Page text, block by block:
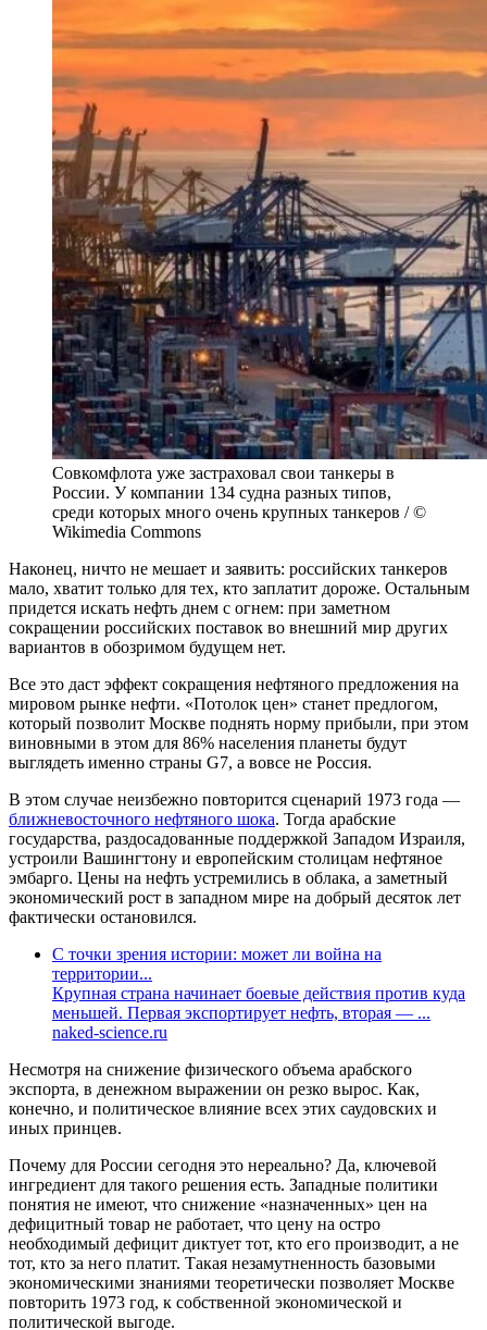
Совкомфлота уже застраховал свои танкеры в
России. У компании 134 судна разных типов,
среди которых много очень крупных танкеров / ©
Wikimedia Commons
Наконец, ничто не мешает и заявить: российских танкеров
мало, хватит только для тех, кто заплатит дороже. Остальным
придется искать нефть днем с огнем: при заметном
сокращении российских поставок во внешний мир других
вариантов в обозримом будущем нет.
Все это даст эффект сокращения нефтяного предложения на
мировом рынке нефти. «Потолок цен» станет предлогом,
который позволит Москве поднять норму прибыли, при этом
виновными в этом для 86% населения планеты будут
выглядеть именно страны G7, а вовсе не Россия.
В этом случае неизбежно повторится сценарий 1973 года —
ближневосточного нефтяного шока. Тогда арабские
государства, раздосадованные поддержкой Западом Израиля,
устроили Вашингтону и европейским столицам нефтяное
эмбарго. Цены на нефть устремились в облака, а заметный
экономический рост в западном мире на добрый десяток лет
фактически остановился.
С точки зрения истории: может ли война на
территории...
Крупная страна начинает боевые действия против куда
меньшей. Первая экспортирует нефть, вторая — ...
naked-science.ru
Несмотря на снижение физического объема арабского
экспорта, в денежном выражении он резко вырос. Как,
конечно, и политическое влияние всех этих саудовских и
иных принцев.
Почему для России сегодня это нереально? Да, ключевой
ингредиент для такого решения есть. Западные политики
понятия не имеют, что снижение «назначенных» цен на
дефицитный товар не работает, что цену на остро
необходимый дефицит диктует тот, кто его производит, а не
тот, кто за него платит. Такая незамутненность базовыми
экономическими знаниями теоретически позволяет Москве
повторить 1973 год, к собственной экономической и
политической выгоде.